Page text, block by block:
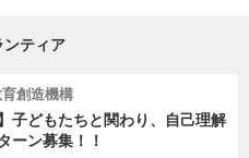
ンティア
創造機構
子どもたちと関わり、自己理解
ーン募集！！